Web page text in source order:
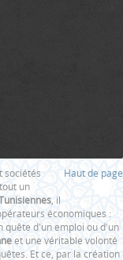
Haut de page
sociétés
un
, il
économiques :
quête d'un emploi ou d'un
et une véritable volonté
Et ce, par la création